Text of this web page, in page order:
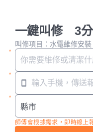
一鍵叫修 3
叫修項目：水電維修安裝
師傅會根據需求，即時線上